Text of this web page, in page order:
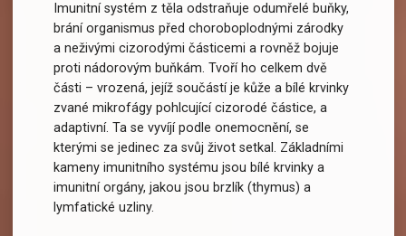
Imunitní systém z těla odstraňuje odumřelé buňky,
brání organismus před choroboplodnými zárodky
a neživými cizorodými částicemi a rovněž bojuje
proti nádorovým buňkám. Tvoří ho celkem dvě
části – vrozená, jejíž součástí je kůže a bílé krvinky
zvané mikrofágy pohlcující cizorodé částice, a
adaptivní. Ta se vyvíjí podle onemocnění, se
kterými se jedinec za svůj život setkal. Základními
kameny imunitního systému jsou bílé krvinky a
imunitní orgány, jakou jsou brzlík (thymus) a
lymfatické uzliny.